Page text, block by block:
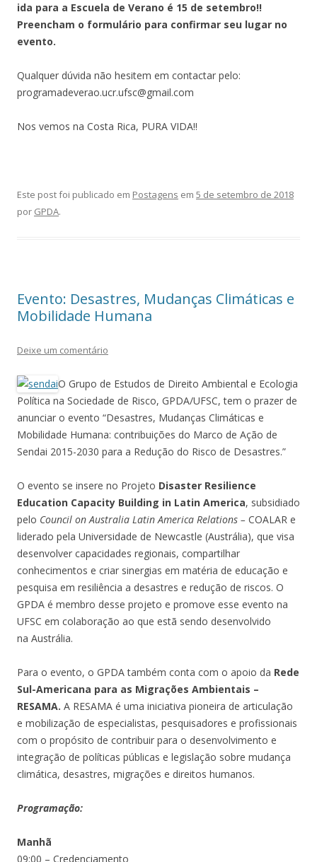
ida para a Escuela de Verano é 15 de setembro!!
Preencham o formulário para confirmar seu lugar no
evento.
Qualquer dúvida não hesitem em contactar pelo:
programadeverao.ucr.ufsc@gmail.com
Nos vemos na Costa Rica, PURA VIDA!!
Este post foi publicado em Postagens em 5 de setembro de 2018
por GPDA.
Evento: Desastres, Mudanças Climáticas e
Mobilidade Humana
Deixe um comentário
O Grupo de Estudos de Direito Ambiental e Ecologia
Política na Sociedade de Risco, GPDA/UFSC, tem o prazer de
anunciar o evento “Desastres, Mudanças Climáticas e
Mobilidade Humana: contribuições do Marco de Ação de
Sendai 2015-2030 para a Redução do Risco de Desastres.”
O evento se insere no Projeto Disaster Resilience
Education Capacity Building in Latin America, subsidiado
pelo Council on Australia Latin America Relations – COALAR e
liderado pela Universidade de Newcastle (Austrália), que visa
desenvolver capacidades regionais, compartilhar
conhecimentos e criar sinergias em matéria de educação e
pesquisa em resiliência a desastres e redução de riscos. O
GPDA é membro desse projeto e promove esse evento na
UFSC em colaboração ao que estã sendo desenvolvido
na Austrália.
Para o evento, o GPDA também conta com o apoio da Rede
Sul-Americana para as Migrações Ambientais –
RESAMA. A RESAMA é uma iniciativa pioneira de articulação
e mobilização de especialistas, pesquisadores e profissionais
com o propósito de contribuir para o desenvolvimento e
integração de políticas públicas e legislação sobre mudança
climática, desastres, migrações e direitos humanos.
Programação:
Manhã
09:00 – Credenciamento